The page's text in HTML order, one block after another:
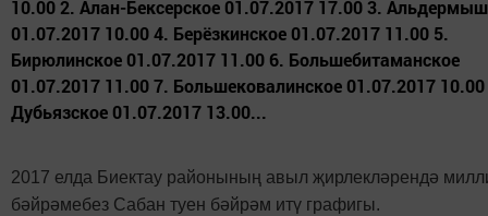
10.00 2. Алан-Бексерское 01.07.2017 17.00 3.
01.07.2017 10.00 4. Берёзкинское 01.07.2017 11.00 5.
Бирюлинское 01.07.2017 11.00 6. Большебитаманское
01.07.2017 11.00 7. Большековалинское 01.07.2017
Дубьязское 01.07.2017 13.00...
2017 елда Биектау районының авыл җирлекләрендә
бәйрәмебез Сабан туен бәйрәм итү графигы.